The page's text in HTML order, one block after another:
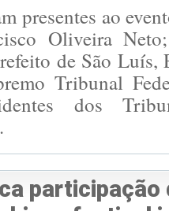
presentes ao
Oliveira
de São Luís,
Tribunal
dos
participação